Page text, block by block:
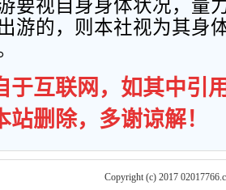
要视自身身体状况，量
游的，则本社视为其身
于互联网，如其中引
站删除，多谢谅解！
Copyright (c) 2017